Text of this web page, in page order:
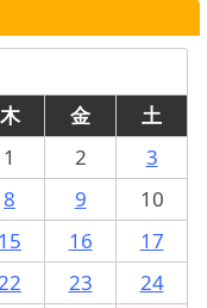
木 金
土
1
2
3
8 9
10
15 16
17
23
24